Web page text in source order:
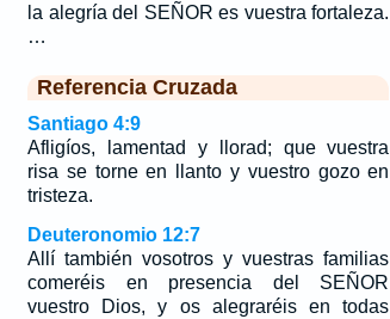
la alegría del SEÑOR es vuestra fortaleza.
…
Referencia Cruzada
Santiago 4:9
Afligíos, lamentad y llorad; que vuestra
risa se torne en llanto y vuestro gozo en
tristeza.
Deuteronomio 12:7
Allí también vosotros y vuestras familias
comeréis en presencia del SEÑOR
vuestro Dios, y os alegraréis en todas